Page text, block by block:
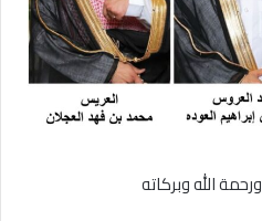
الله وبركاته